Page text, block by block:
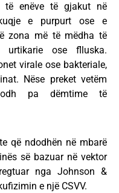
të enëve të gjakut në
e purpurt ose e
zona më të mëdha të
urtikarie ose flluska.
virale ose bakteriale,
Nëse preket vetëm
pa dëmtime të
që ndodhën në mbarë
së bazuar në vektor
nga Johnson &
e një CSVV.